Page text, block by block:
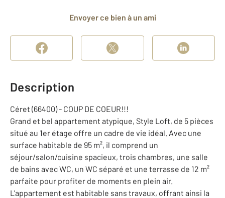
Envoyer ce bien à un ami
Description
Céret (66400) - COUP DE COEUR!!!
Grand et bel appartement atypique, Style Loft, de 5 pièces
situé au 1er étage offre un cadre de vie idéal. Avec une
surface habitable de 95 m², il comprend un
séjour/salon/cuisine spacieux, trois chambres, une salle
de bains avec WC, un WC séparé et une terrasse de 12 m²
parfaite pour profiter de moments en plein air.
L'appartement est habitable sans travaux, offrant ainsi la